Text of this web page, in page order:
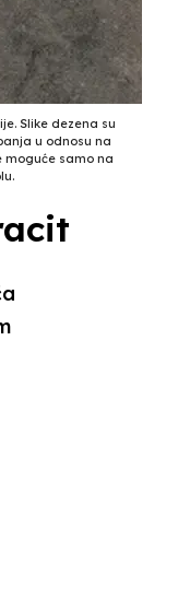
Slike dezena su
u odnosu na
moguće samo na